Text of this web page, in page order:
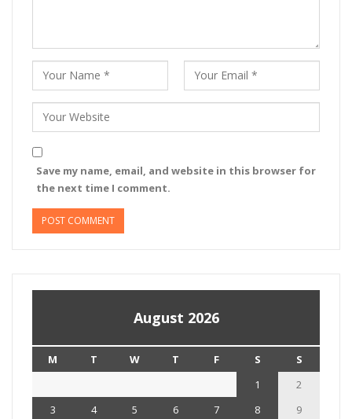
Save my name, email, and website in this browser for
the next time I comment.
August 2026
M T W T F S
S
1
2
3
4 5 6 7 8
9